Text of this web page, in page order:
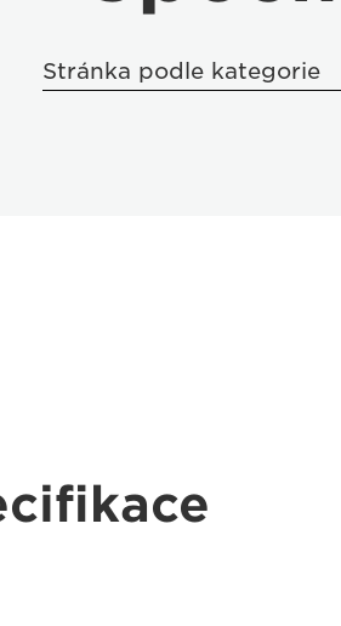
Stránka podle kategorie